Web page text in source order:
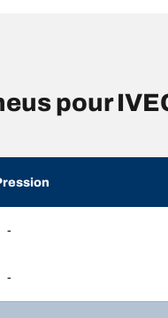
pour
-
-